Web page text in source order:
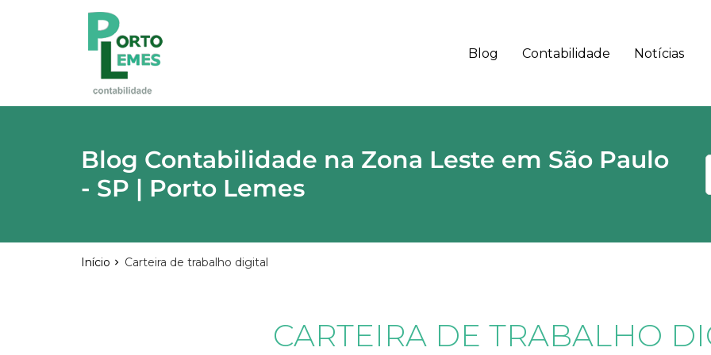
Blog Contabilidade Notícias
Blog Contabilidade na Zona Leste em São Paulo
- SP | Porto Lemes
Início Carteira de trabalho digital
reply
phone (11) 2015-4955
email
Deixe sua Mensagem
CARTEIRA DE TRABALHO